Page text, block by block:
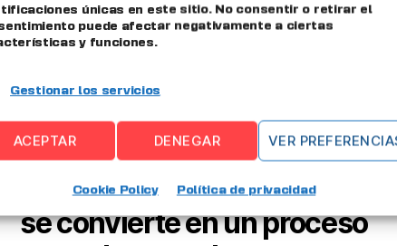
únicas en este sitio. No consentir o retirar el
puede afectar negativamente a ciertas
y funciones.
Gestionar los servicios
ACEPTAR DENEGAR VER
Cookie Policy Política de privacidad
captura y análisis de señales IIoT. Todo
ecosistema de datos capaz de transformar
tiempo real.
Suite 4.0, digitalizar tu
se convierte en un proceso